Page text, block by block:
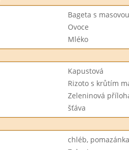
Bageta s
Ovoce
Mléko
Kapustová
Rizoto s krůtím
Zeleninová
šťáva
chléb,